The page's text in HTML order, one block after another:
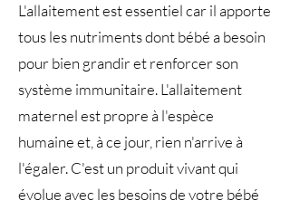
L'allaitement est essentiel car il apporte
tous les nutriments dont bébé a besoin
pour bien grandir et renforcer son
système immunitaire. L'allaitement
maternel est propre à l'espèce
humaine et, à ce jour, rien n'arrive à
l'égaler. C'est un produit vivant qui
évolue avec les besoins de votre bébé